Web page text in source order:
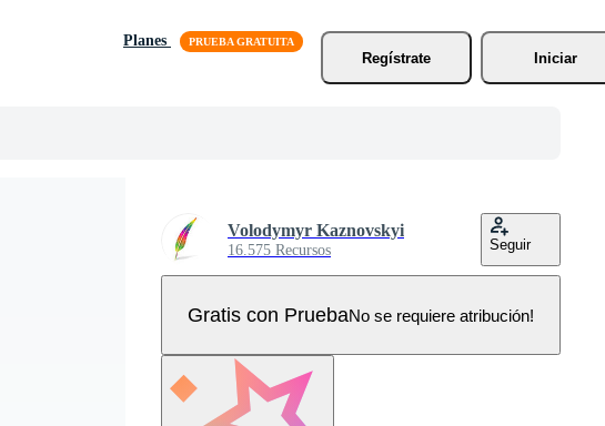
Planes
Regístrate
Iniciar
Volodymyr Kaznovskyi
16.575 Recursos Seguir
Gratis con PruebaNo se requiere atribución!